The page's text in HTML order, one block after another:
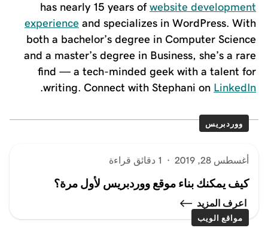
has nearly 15 years of website development
experience and specializes in WordPress. With
both a bachelor’s degree in Computer Science
and a master’s degree in Business, she’s a rare
find — a tech-minded geek with a talent for
writing. Connect with Stephani on LinkedIn
.
ووردبريس
أغسطس 28, 2019 · 1 دقائق قراءة
كيف يمكنك بناء موقع ووردبريس لأول مرة؟
اعرف المزيد
مواقع الويب